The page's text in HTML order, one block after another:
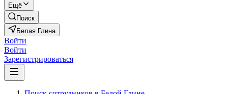
Ещё
Поиск
Белая Глина
Войти
Войти
Зарегистрироваться